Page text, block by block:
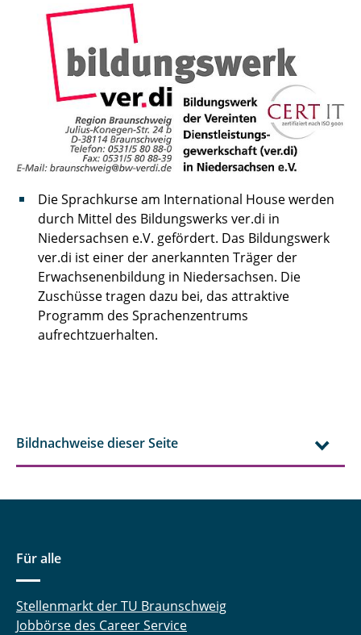
Die Sprachkurse am International House werden
durch Mittel des Bildungswerks ver.di in
Niedersachsen e.V. gefördert. Das Bildungswerk
ver.di ist einer der anerkannten Träger der
Erwachsenenbildung in Niedersachsen. Die
Zuschüsse tragen dazu bei, das attraktive
Programm des Sprachenzentrums
aufrechtzuerhalten.
Bildnachweise dieser Seite
Für alle
Stellenmarkt der TU Braunschweig
Jobbörse des Career Service